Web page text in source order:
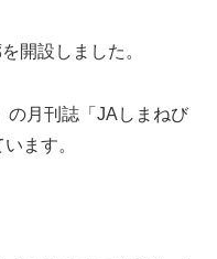
開設しました。
の月刊誌「JAしまねび
ます。